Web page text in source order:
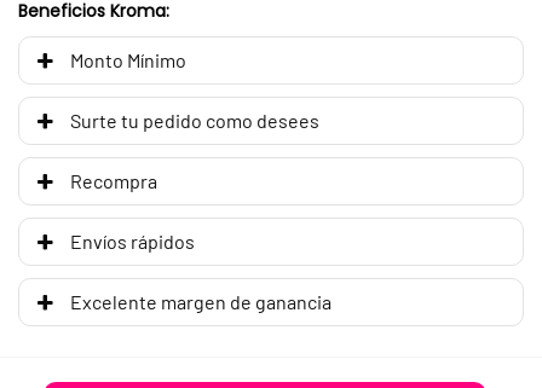
Beneficios Kroma:
Monto Mínimo
Surte tu pedido como desees
Recompra
Envíos rápidos
Excelente margen de ganancia